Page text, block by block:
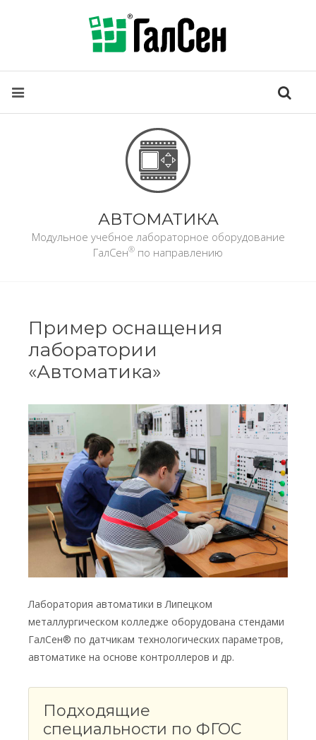
АВТОМАТИКА
Модульное учебное лабораторное оборудование
ГалСен® по направлению
Пример оснащения
лаборатории
«Автоматика»
Лаборатория автоматики в Липецком
металлургическом колледже оборудована стендами
ГалСен® по датчикам технологических параметров,
автоматике на основе контроллеров и др.
Подходящие
специальности по ФГОС